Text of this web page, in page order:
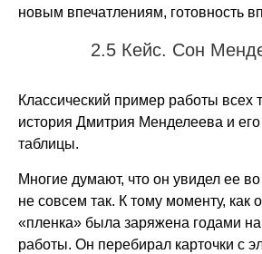
новым впечатлениям, готовность
2.5 Кейс. Сон
Классический пример работы всех
история Дмитрия Менделеева и
таблицы.
Многие думают, что он увидел ее
не совсем так. К тому моменту, как
«пленка» была заряжена годами
работы. Он перебирал карточки с